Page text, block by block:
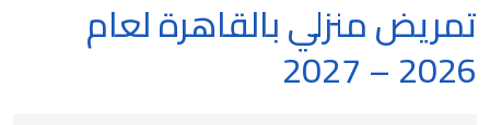
تمريض منزلي بالقاهرة لعام
2026 – 2027